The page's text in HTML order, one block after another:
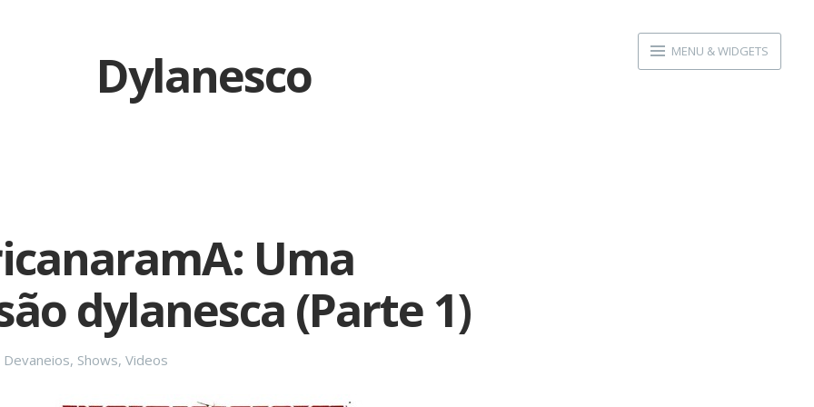
MENU & WIDGETS
Dylanesco
Uma
dylanesca (Parte 1)
Categories
Devaneios, Shows, Videos